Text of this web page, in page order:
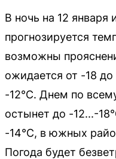
В ночь на 12
прогнозируется
возможны
ожидается от -18
-12°C. Днем по
остынет до -12...-
-14°C, в южных
Погода будет